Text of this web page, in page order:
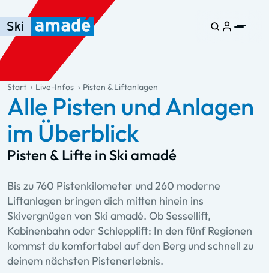
Zum Haupt-Inhalt springen
Springe zur Tabelle
Zur Haupt-Navigation springen
general.table-of-content
Start Live-Infos Pisten & Liftanlagen
Alle Pisten und Anlagen
im Überblick
Pisten & Lifte in Ski amadé
Bis zu 760 Pistenkilometer und 260 moderne
Liftanlagen bringen dich mitten hinein ins
Skivergnügen von Ski amadé. Ob Sessellift,
Kabinenbahn oder Schlepplift: In den fünf Regionen
kommst du komfortabel auf den Berg und schnell zu
deinem nächsten Pistenerlebnis.